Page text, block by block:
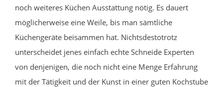
noch weiteres Küchen Ausstattung nötig. Es dauert
möglicherweise eine Weile, bis man sämtliche
Küchengeräte beisammen hat. Nichtsdestotrotz
unterscheidet jenes einfach echte Schneide Experten
von denjenigen, die noch nicht eine Menge Erfahrung
mit der Tätigkeit und der Kunst in einer guten Kochstube